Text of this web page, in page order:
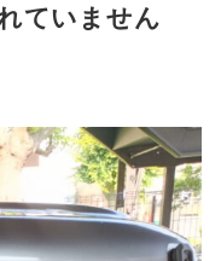
ていません